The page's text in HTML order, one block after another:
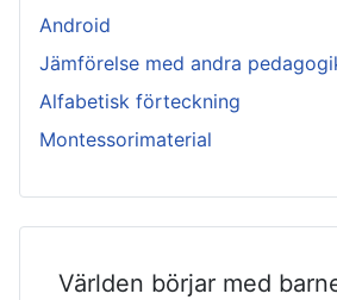
Android
Jämförelse med andra
Alfabetisk förteckning
Montessorimaterial
Världen börjar med